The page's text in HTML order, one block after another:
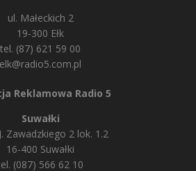
ul. Małeckich 2
19-300 Ełk
tel. (87) 621 59 00
elk@radio5.com.pl
Reklamowa Radio 5
Suwałki
Zawadzkiego 2 lok. 1.2
16-400 Suwałki
(087) 566 62 10